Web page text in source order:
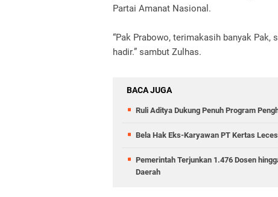
Partai Amanat Nasional.
“Pak Prabowo, terimakasih banyak Pak,
hadir.” sambut Zulhas.
BACA JUGA
Ruli Aditya Dukung Penuh Program
Bela Hak Eks-Karyawan PT Kertas
Pemerintah Terjunkan 1.476 Dosen
Daerah